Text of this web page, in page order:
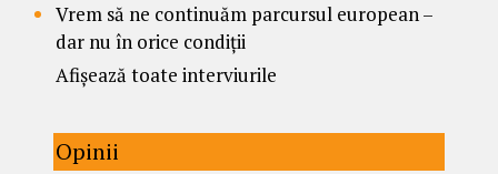
Vrem să ne continuăm parcursul european –
dar nu în orice condiții
Afișează toate interviurile
Opinii